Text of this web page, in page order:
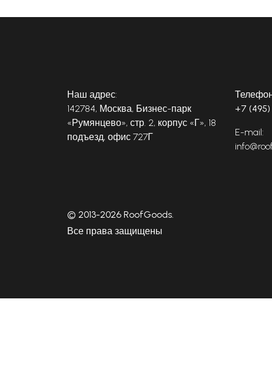
Наш адрес:
142784, Москва, Бизнес-парк
«Румянцево», стр. 2, корпус «Г», 18
подъезд, офис 727Г
+7
E-mail:
© 2013-2026 RoofGoods.
Все права защищены